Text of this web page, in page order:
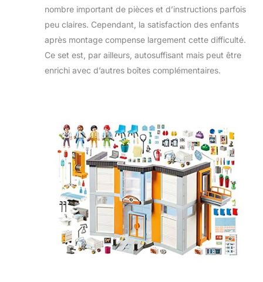
nombre important de pièces et d’instructions parfois
peu claires. Cependant, la satisfaction des enfants
après montage compense largement cette difficulté.
Ce set est, par ailleurs, autosuffisant mais peut être
enrichi avec d’autres boîtes complémentaires.